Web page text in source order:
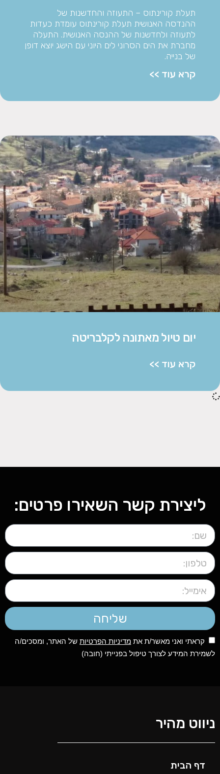
תעלת קורינתוס – התעוזה והחדשנות של
ההנדסה האנושית תעלת קורינתוס עומדת כעדות
לתעוזה ולחדשנות של ההנסה האנושית. התעלה
מחברת את הים הסרוני לים היוני עם הישג יוצא דופן
של בנייה.
קרא עוד >>
יום טיול מאתונה לקלבריטה
קרא עוד >>
ליצירת קשר השאירו פרטים:
שליחה
קראתי ואני מאשר/ת את מדיניות הפרטיות של האתר, ומסכים/ה
לשמירת המידע לצורך טיפול בפנייתי (חובה)
ניווט מהיר
דף הבית